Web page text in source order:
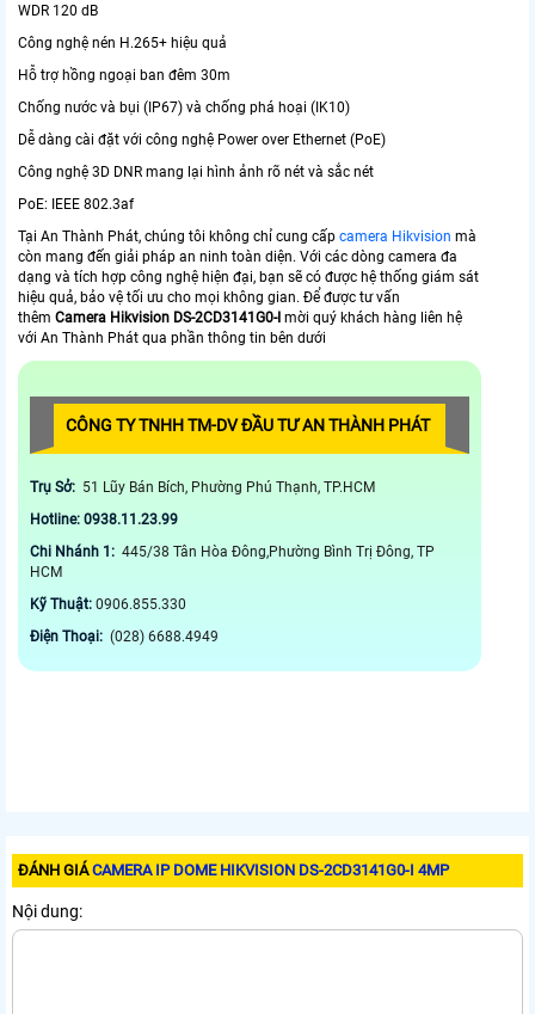
WDR 120 dB
Công nghệ nén H.265+ hiệu quả
Hỗ trợ hồng ngoại ban đêm 30m
Chống nước và bụi (IP67) và chống phá hoại (IK10)
Dễ dàng cài đặt với công nghệ Power over Ethernet (PoE)
Công nghệ 3D DNR mang lại hình ảnh rõ nét và sắc nét
PoE: IEEE 802.3af
Tại An Thành Phát, chúng tôi không chỉ cung cấp camera Hikvision mà
còn mang đến giải pháp an ninh toàn diện. Với các dòng camera đa
dạng và tích hợp công nghệ hiện đại, bạn sẽ có được hệ thống giám sát
hiệu quả, bảo vệ tối ưu cho mọi không gian. Để được tư vấn
thêm Camera Hikvision DS-2CD3141G0-I mời quý khách hàng liên hệ
với An Thành Phát qua phần thông tin bên dưới
CÔNG TY TNHH TM-DV ĐẦU TƯ AN THÀNH PHÁT
Trụ Sở: 51 Lũy Bán Bích, Phường Phú Thạnh, TP.HCM
Hotline: 0938.11.23.99
Chi Nhánh 1: 445/38 Tân Hòa Đông,Phường Bình Trị Đông, TP
HCM
Kỹ Thuật: 0906.855.330
Điện Thoại: (028) 6688.4949
ĐÁNH GIÁCAMERA IP DOME HIKVISION DS-2CD3141G0-I 4MP
Nội dung: